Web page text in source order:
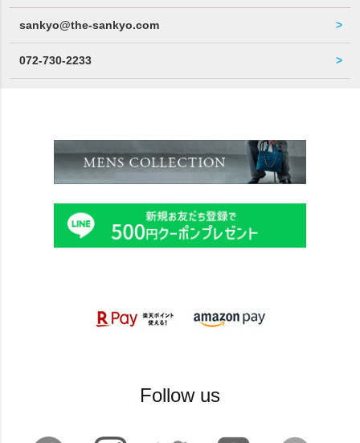
sankyo@the-sankyo.com
072-730-2233
Follow us